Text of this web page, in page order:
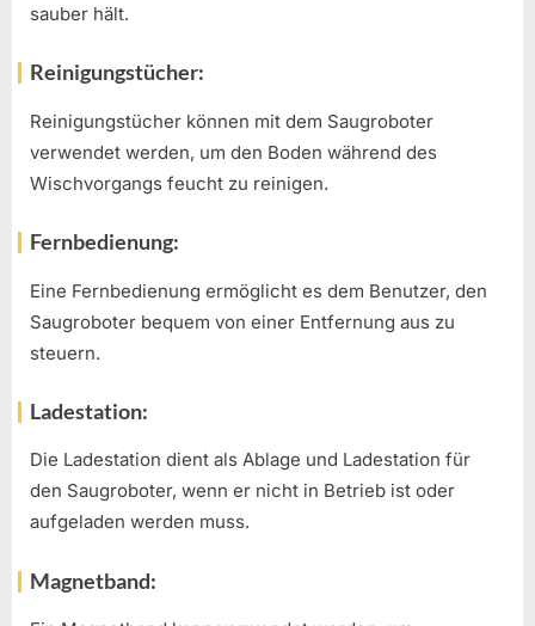
sauber hält.
Reinigungstücher:
Reinigungstücher können mit dem Saugroboter
verwendet werden, um den Boden während des
Wischvorgangs feucht zu reinigen.
Fernbedienung:
Eine Fernbedienung ermöglicht es dem Benutzer, den
Saugroboter bequem von einer Entfernung aus zu
steuern.
Ladestation:
Die Ladestation dient als Ablage und Ladestation für
den Saugroboter, wenn er nicht in Betrieb ist oder
aufgeladen werden muss.
Magnetband: